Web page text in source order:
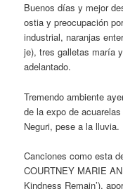
Buenos días y mejor
ostia y preocupación
industrial, naranjas
je), tres galletas maría
adelantado.
Tremendo ambiente
de la expo de
Neguri, pese a la lluvia.
Canciones como esta
COURTNEY MARIE
Kindness Remain’),